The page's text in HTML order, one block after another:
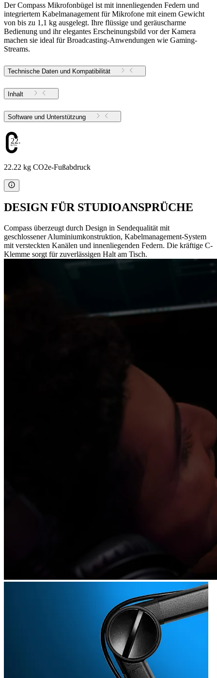
Der Compass Mikrofonbügel ist mit innenliegenden Federn und
integriertem Kabelmanagement für Mikrofone mit einem Gewicht
von bis zu 1,1 kg ausgelegt. Ihre flüssige und geräuscharme
Bedienung und ihr elegantes Erscheinungsbild vor der Kamera
machen sie ideal für Broadcasting-Anwendungen wie Gaming-
Streams.
Technische Daten und Kompatibilität
Inhalt
Software und Unterstützung
22.22
22.22 kg CO2e-Fußabdruck
DESIGN FÜR STUDIOANSPRÜCHE
Compass überzeugt durch Design in Sendequalität mit
geschlossener Aluminiumkonstruktion, Kabelmanagement-System
mit versteckten Kanälen und innenliegenden Federn. Die kräftige C-
Klemme sorgt für zuverlässigen Halt am Tisch.